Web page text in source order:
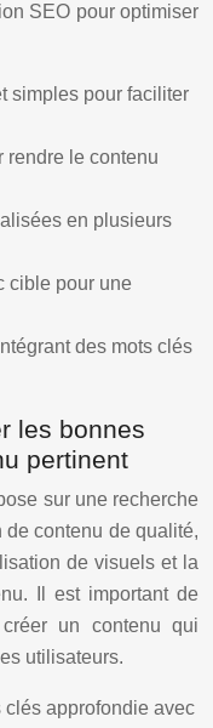
SEO pour optimiser
simples pour faciliter
rendre le contenu
en plusieurs
cible pour une
des mots clés
les bonnes
pertinent
sur une recherche
contenu de qualité,
de visuels et la
Il est important de
un contenu qui
utilisateurs.
clés approfondie avec